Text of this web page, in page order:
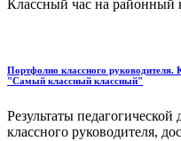
Классный час на районный
Портфолио классного
"Самый классный классный"
Результаты
классного руководителя,